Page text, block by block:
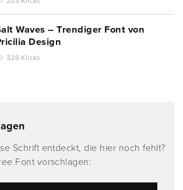
Waves – Trendiger Font von
Design
326 Klicks
Schrift entdeckt, die hier noch fehlt?
Font vorschlagen: